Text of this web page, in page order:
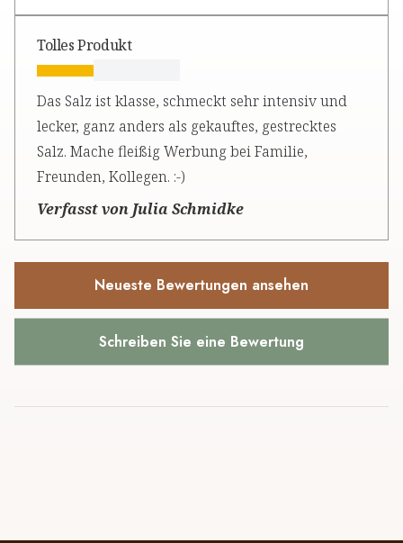
Tolles Produkt
Das Salz ist klasse, schmeckt sehr intensiv und
lecker, ganz anders als gekauftes, gestrecktes
Salz. Mache fleißig Werbung bei Familie,
Freunden, Kollegen. :-)
Verfasst von Julia Schmidke
Neueste Bewertungen ansehen
Schreiben Sie eine Bewertung